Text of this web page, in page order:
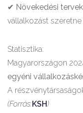
✔ Növekedési
vállalkozást
Statisztika:
Magyarországon
egyéni
A
(Forrás:KSH)